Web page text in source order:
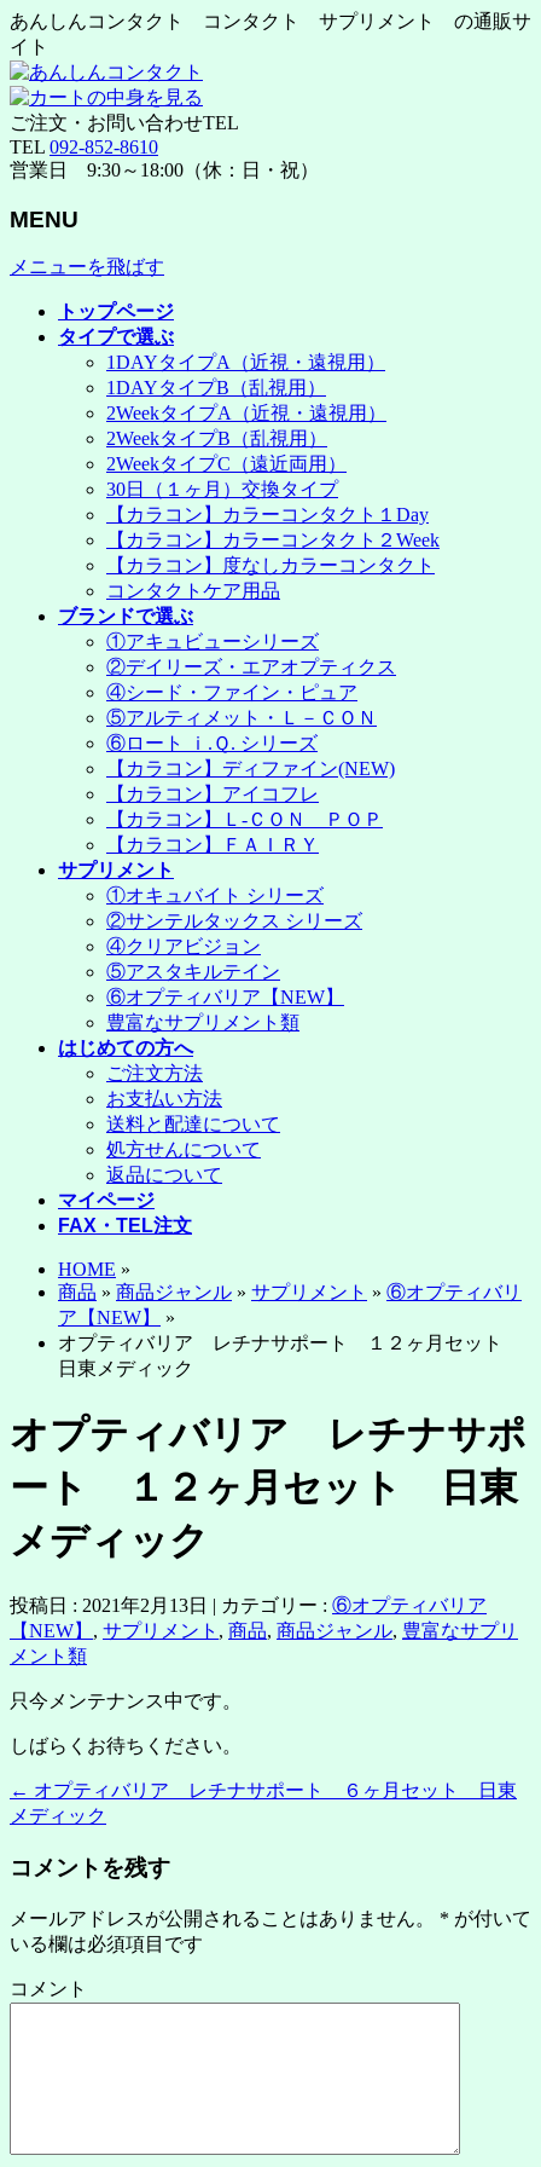
あんしんコンタクト コンタクト サプリメント の通販サ
イト
ご注文・お問い合わせTEL
TEL 092-852-8610
営業日 9:30～18:00（休：日・祝）
MENU
メニューを飛ばす
トップページ
タイプで選ぶ
1DAYタイプA（近視・遠視用）
1DAYタイプB（乱視用）
2WeekタイプA（近視・遠視用）
2WeekタイプB（乱視用）
2WeekタイプC（遠近両用）
30日（１ヶ月）交換タイプ
【カラコン】カラーコンタクト１Day
【カラコン】カラーコンタクト２Week
【カラコン】度なしカラーコンタクト
コンタクトケア用品
ブランドで選ぶ
①アキュビューシリーズ
②デイリーズ・エアオプティクス
④シード・ファイン・ピュア
⑤アルティメット・Ｌ－ＣＯＮ
⑥ロート ｉ.Ｑ. シリーズ
【カラコン】ディファイン(NEW)
【カラコン】アイコフレ
【カラコン】Ｌ-ＣＯＮ ＰＯＰ
【カラコン】ＦＡＩＲＹ
サプリメント
①オキュバイト シリーズ
②サンテルタックス シリーズ
④クリアビジョン
⑤アスタキルテイン
⑥オプティバリア【NEW】
豊富なサプリメント類
はじめての方へ
ご注文方法
お支払い方法
送料と配達について
処方せんについて
返品について
マイページ
FAX・TEL注文
HOME »
商品 » 商品ジャンル » サプリメント » ⑥オプティバリ
ア【NEW】
»
オプティバリア レチナサポート １２ヶ月セット
日東メディック
オプティバリア レチナサポ
ート １２ヶ月セット 日東
メディック
投稿日 : 2021年2月13日 | カテゴリー : ⑥オプティバリア
【NEW】 , サプリメント , 商品, 商品ジャンル, 豊富なサプリ
メント類
只今メンテナンス中です。
しばらくお待ちください。
← オプティバリア レチナサポート ６ヶ月セット 日東
メディック
コメントを残す
メールアドレスが公開されることはありません。 * が付いて
いる欄は必須項目です
コメント